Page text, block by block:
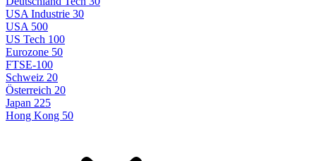
USA Industrie 30
USA 500
US Tech 100
Eurozone 50
FTSE-100
Schweiz 20
Österreich 20
Japan 225
Hong Kong 50